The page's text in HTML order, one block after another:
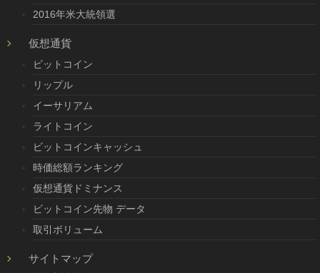
2016年米大統領選
仮想通貨
ビットコイン
リップル
イーサリアム
ライトコイン
ビットコインキャッシュ
時価総額ランキング
仮想通貨ドミナンス
ビットコイン先物 データ
取引ボリューム
サイトマップ